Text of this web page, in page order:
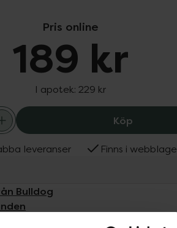
Pris online
189 kr
I apotek: 229 kr
Köp Bulldog
leveranser Finns i
Bulldog